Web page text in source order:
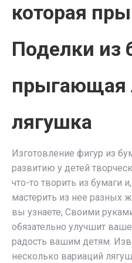
которая
Поделки из
прыгающая
лягушка
Изготовление фигур из
развитию у детей
что-то творить из бумаги
мастерить из нее разных
вы узнаете, Своими
обязательно улучшит
радость вашим детям.
несколько вариаций